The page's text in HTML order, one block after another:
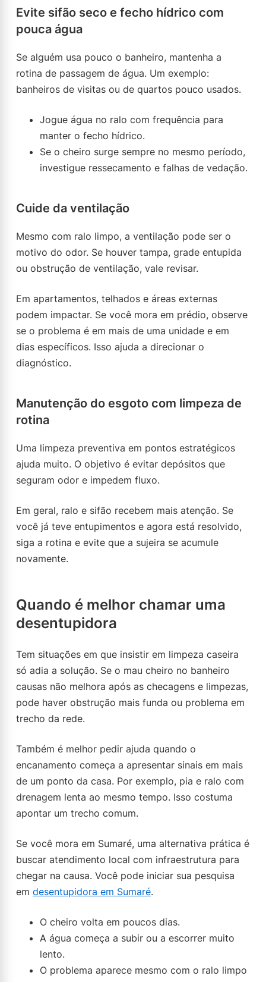
Evite sifão seco e fecho hídrico com
pouca água
Se alguém usa pouco o banheiro, mantenha a
rotina de passagem de água. Um exemplo:
banheiros de visitas ou de quartos pouco usados.
Jogue água no ralo com frequência para
manter o fecho hídrico.
Se o cheiro surge sempre no mesmo período,
investigue ressecamento e falhas de vedação.
Cuide da ventilação
Mesmo com ralo limpo, a ventilação pode ser o
motivo do odor. Se houver tampa, grade entupida
ou obstrução de ventilação, vale revisar.
Em apartamentos, telhados e áreas externas
podem impactar. Se você mora em prédio, observe
se o problema é em mais de uma unidade e em
dias específicos. Isso ajuda a direcionar o
diagnóstico.
Manutenção do esgoto com limpeza de
rotina
Uma limpeza preventiva em pontos estratégicos
ajuda muito. O objetivo é evitar depósitos que
seguram odor e impedem fluxo.
Em geral, ralo e sifão recebem mais atenção. Se
você já teve entupimentos e agora está resolvido,
siga a rotina e evite que a sujeira se acumule
novamente.
Quando é melhor chamar uma
desentupidora
Tem situações em que insistir em limpeza caseira
só adia a solução. Se o mau cheiro no banheiro
causas não melhora após as checagens e limpezas,
pode haver obstrução mais funda ou problema em
trecho da rede.
Também é melhor pedir ajuda quando o
encanamento começa a apresentar sinais em mais
de um ponto da casa. Por exemplo, pia e ralo com
drenagem lenta ao mesmo tempo. Isso costuma
apontar um trecho comum.
Se você mora em Sumaré, uma alternativa prática é
buscar atendimento local com infraestrutura para
chegar na causa. Você pode iniciar sua pesquisa
em desentupidora em Sumaré.
O cheiro volta em poucos dias.
A água começa a subir ou a escorrer muito
lento.
O problema aparece mesmo com o ralo limpo